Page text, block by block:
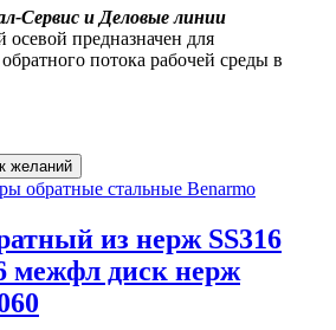
Сервис и Деловые линии
предназначен для
потока рабочей среды в
желаний
обратные стальные Benarmo
из нерж SS316
межфл диск нерж